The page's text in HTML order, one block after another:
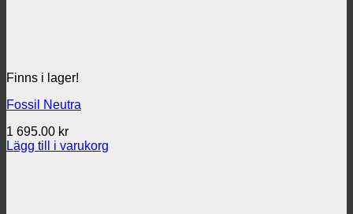
Finns i lager!
Fossil Neutra
1 695.00 kr
Lägg till i varukorg